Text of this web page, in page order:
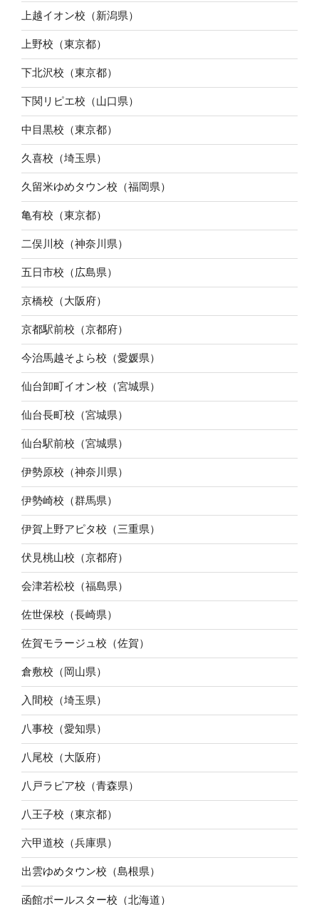
上越イオン校（新潟県）
上野校（東京都）
下北沢校（東京都）
下関リピエ校（山口県）
中目黒校（東京都）
久喜校（埼玉県）
久留米ゆめタウン校（福岡県）
亀有校（東京都）
二俣川校（神奈川県）
五日市校（広島県）
京橋校（大阪府）
京都駅前校（京都府）
今治馬越そよら校（愛媛県）
仙台卸町イオン校（宮城県）
仙台長町校（宮城県）
仙台駅前校（宮城県）
伊勢原校（神奈川県）
伊勢崎校（群馬県）
伊賀上野アピタ校（三重県）
伏見桃山校（京都府）
会津若松校（福島県）
佐世保校（長崎県）
佐賀モラージュ校（佐賀）
倉敷校（岡山県）
入間校（埼玉県）
八事校（愛知県）
八尾校（大阪府）
八戸ラピア校（青森県）
八王子校（東京都）
六甲道校（兵庫県）
出雲ゆめタウン校（島根県）
函館ポールスター校（北海道）